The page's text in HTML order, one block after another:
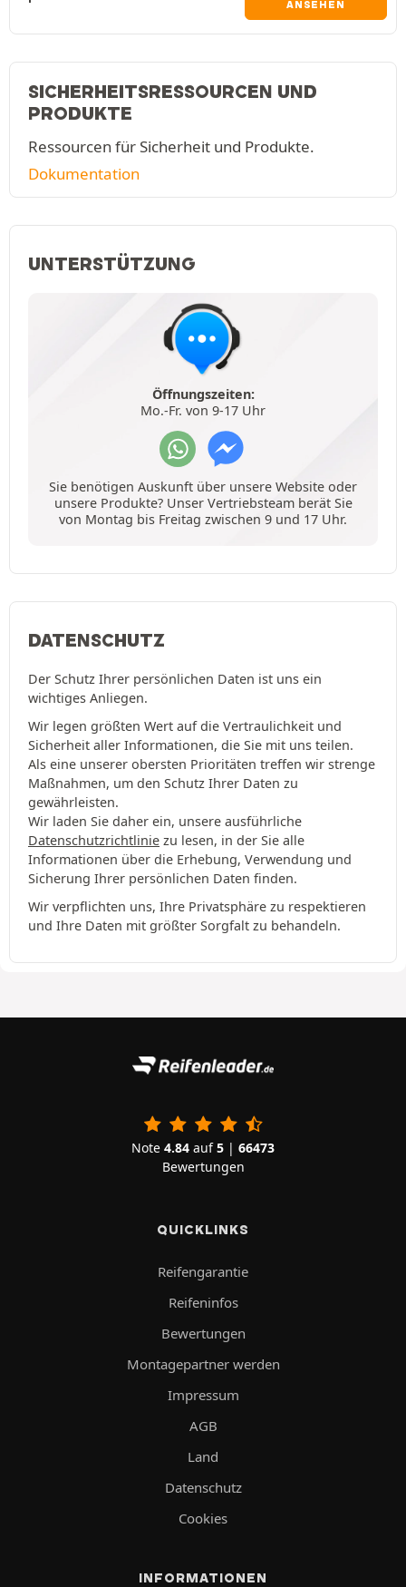
ANSEHEN
SICHERHEITSRESSOURCEN UND
PRODUKTE
Ressourcen für Sicherheit und Produkte.
Dokumentation
UNTERSTÜTZUNG
Öffnungszeiten:
Mo.-Fr. von 9-17 Uhr
Sie benötigen Auskunft über unsere Website oder
unsere Produkte? Unser Vertriebsteam berät Sie
von Montag bis Freitag zwischen 9 und 17 Uhr.
DATENSCHUTZ
Der Schutz Ihrer persönlichen Daten ist uns ein
wichtiges Anliegen.
Wir legen größten Wert auf die Vertraulichkeit und
Sicherheit aller Informationen, die Sie mit uns teilen.
Als eine unserer obersten Prioritäten treffen wir strenge
Maßnahmen, um den Schutz Ihrer Daten zu
gewährleisten.
Wir laden Sie daher ein, unsere ausführliche
Datenschutzrichtlinie zu lesen, in der Sie alle
Informationen über die Erhebung, Verwendung und
Sicherung Ihrer persönlichen Daten finden.
Wir verpflichten uns, Ihre Privatsphäre zu respektieren
und Ihre Daten mit größter Sorgfalt zu behandeln.
Note 4.84 auf5 | 66473
Bewertungen
QUICKLINKS
Reifengarantie
Reifeninfos
Bewertungen
Montagepartner werden
Impressum
AGB
Land
Datenschutz
Cookies
INFORMATIONEN